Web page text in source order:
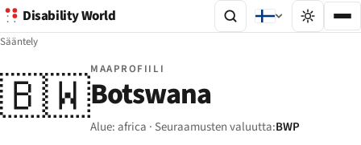
Disability World
Sääntely
🇧🇼MAAPROFIILI
Botswana
Alue: africa · Seuraamusten valuutta:BWP